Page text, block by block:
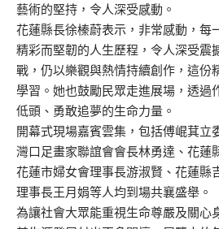
藝術的堅持，令人深受感動。
花蓮縣長徐榛蔚表示，非常感動，每
精彩而堅韌的人生歷程，令人深受震
戰，仍以樂觀與熱情持續創作，這份
學習。她也鼓勵民眾走進展場，透過
低頭、勇敢追夢的生命力量。
開幕式現場嘉賓雲集，包括傅崐萁立
灣口足畫家聯誼會會長林勇達、花蓮
花蓮市婦女會理事長游淑賢、花蓮縣
理事長王月娟等人均到場共襄盛舉。
為讓社會大眾能重視生命尊嚴及關心